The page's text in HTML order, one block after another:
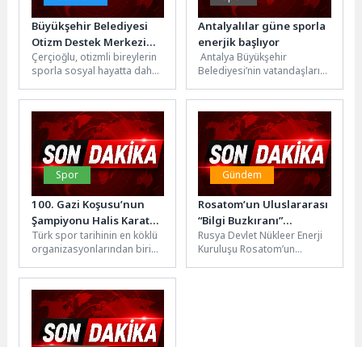
Büyükşehir Belediyesi
Otizm Destek Merkezi
Sporcuları Aydın’ın
Gururu Oldu
Çerçioğlu, otizmli bireylerin
sporla sosyal hayatta daha
yeteneklerini ortaya
koyabilmeleri için...
Antalyalılar güne sporla
enerjik başlıyor
Antalya Büyükşehir
Belediyesi’nin vatandaşların
sağlıklı başlamasını teşvik
etmek amacıyla düzenlediği
sabah...
Spor
100. Gazi Koşusu’nun
Şampiyonu Halis Karataş
İdaresindeki Bay
Nalçakan
Türk spor tarihinin en köklü
organizasyonlarından biri
yılında unutulmaz bir
mücadeleye...
Gündem
Rosatom’un Uluslararası
“Bilgi Buzkıranı”
Projesinin Kazananları
Belli Oldu
Rusya Devlet Nükleer Enerji
Kuruluşu Rosatom’un